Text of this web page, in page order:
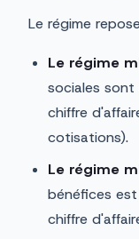
Le régime
Le régime
sociales sont
chiffre
cotisations).
Le régime
bénéfices
chiffre